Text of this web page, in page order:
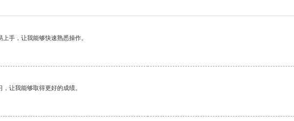
手，让我能够快速熟悉操作。
让我能够取得更好的成绩。